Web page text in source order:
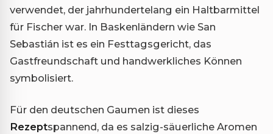
verwendet, der jahrhundertelang ein Haltbarmittel
für Fischer war. In Baskenländern wie San
Sebastián ist es ein Festtagsgericht, das
Gastfreundschaft und handwerkliches Können
symbolisiert.
Für den deutschen Gaumen ist dieses
Rezeptspannend, da es salzig-säuerliche Aromen